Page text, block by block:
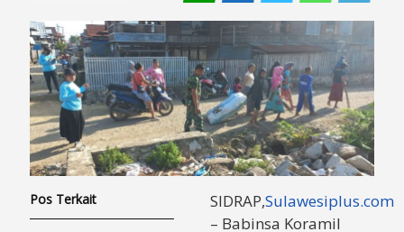
SIDRAP,Sulawesiplus.com
– Babinsa Koramil
Pos Terkait